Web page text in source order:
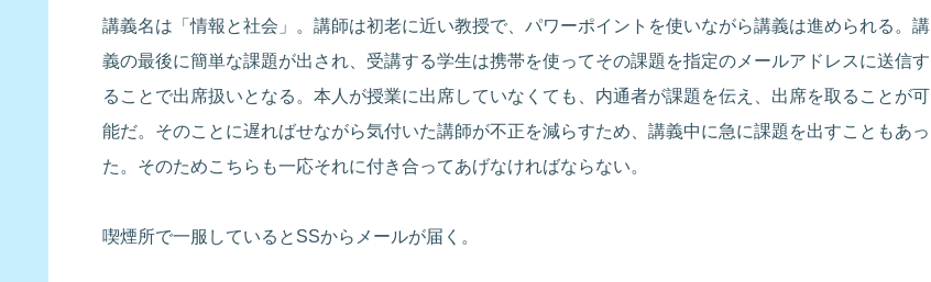
講義名は「情報と社会」。講師は初老に近い教授で、パワーポイントを使いながら講義は進められる。講
義の最後に簡単な課題が出され、受講する学生は携帯を使ってその課題を指定のメールアドレスに送信す
ることで出席扱いとなる。本人が授業に出席していなくても、内通者が課題を伝え、出席を取ることが可
能だ。そのことに遅ればせながら気付いた講師が不正を減らすため、講義中に急に課題を出すこともあっ
た。そのためこちらも一応それに付き合ってあげなければならない。
喫煙所で一服しているとSSからメールが届く。